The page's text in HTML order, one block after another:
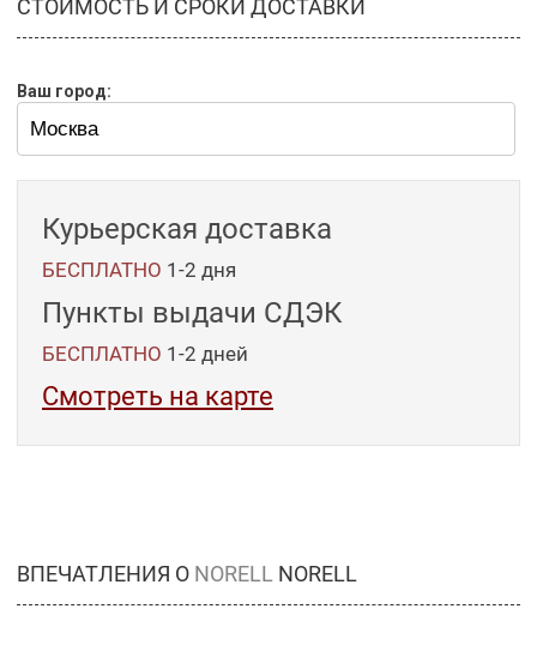
СТОИМОСТЬ И СРОКИ ДОСТАВКИ
Ваш город:
Курьерская доставка
БЕСПЛАТНО 1-2 дня
Пункты выдачи СДЭК
БЕСПЛАТНО 1-2 дней
Смотреть на карте
ВПЕЧАТЛЕНИЯ О NORELL NORELL